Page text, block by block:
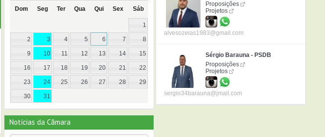
Proposições
Projetos
alvesozeias1983@gmail.com
Sérgio Barauna - PSDB
Proposições
Projetos
sergio34barauna@jmail.com
Dom Seg Ter Qua Qui Sex Sáb
1
2 3 4 5 6 7 8
9 10 11 12 13 14 15
16 17 18 19 20 21 22
23 24 25 26 27 28 29
30 31
Notícias da Câmara